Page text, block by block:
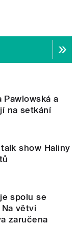
Pawlowská a
na setkání
show Haliny
spolu se
větvi
zaručena